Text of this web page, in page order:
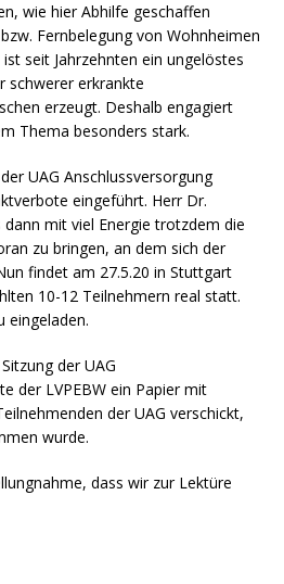
wie hier Abhilfe geschaffen
Fernbelegung von Wohnheimen
seit Jahrzehnten ein ungelöstes
schwerer erkrankte
erzeugt. Deshalb engagiert
Thema besonders stark.
UAG Anschlussversorgung
eingeführt. Herr Dr.
mit viel Energie trotzdem die
zu bringen, an dem sich der
findet am 27.5.20 in Stuttgart
10-12 Teilnehmern real statt.
eingeladen.
der UAG
der LVPEBW ein Papier mit
der UAG verschickt,
wurde.
dass wir zur Lektüre